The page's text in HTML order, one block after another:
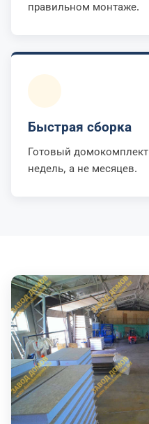
правильном монтаже.
Быстрая сборка
Готовый домокомплект
недель, а не месяцев.